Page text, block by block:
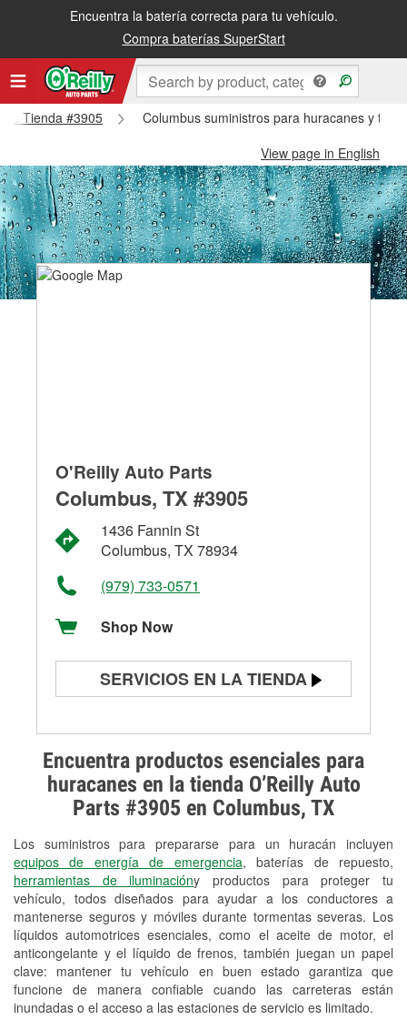
Encuentra la batería correcta para tu vehículo.
Compra baterías SuperStart
Tienda #3905
Columbus suministros para huracanes y
View page in English
Encuentra productos esenciales para
huracanes en la tienda O’Reilly Auto
Parts #3905 en Columbus, TX
Los suministros para prepararse para un huracán incluyen
equipos de energía de emergencia, baterías de repuesto,
herramientas de iluminacióny productos para proteger tu
vehículo, todos diseñados para ayudar a los conductores a
mantenerse seguros y móviles durante tormentas severas. Los
líquidos automotrices esenciales, como el aceite de motor, el
anticongelante y el líquido de frenos, también juegan un papel
clave: mantener tu vehículo en buen estado garantiza que
funcione de manera confiable cuando las carreteras están
inundadas o el acceso a las estaciones de servicio es limitado.
O'Reilly Auto Parts
Columbus, TX #3905
1436 Fannin St
Columbus, TX 78934
(979) 733-0571
Shop Now
SERVICIOS EN LA TIENDA
Prueba de alternadores y
arrancadores
Revisión de la luz "Check Engine"
Reciclaje de baterías y aceite
Instalación de bombillas de faros
Instalación de limpiaparabrisas
Programa de Préstamo de
Herramientas
Rectificación de tambores y discos de